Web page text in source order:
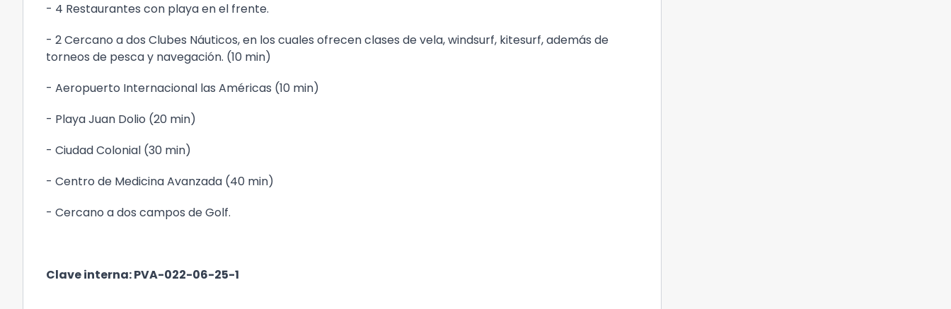
- 4 Restaurantes con playa en el frente.
- 2 Cercano a dos Clubes Náuticos, en los cuales ofrecen clases de vela, windsurf, kitesurf, además de
torneos de pesca y navegación. (10 min)
- Aeropuerto Internacional las Américas (10 min)
- Playa Juan Dolio (20 min)
- Ciudad Colonial (30 min)
- Centro de Medicina Avanzada (40 min)
- Cercano a dos campos de Golf.
Clave interna: PVA-022-06-25-1